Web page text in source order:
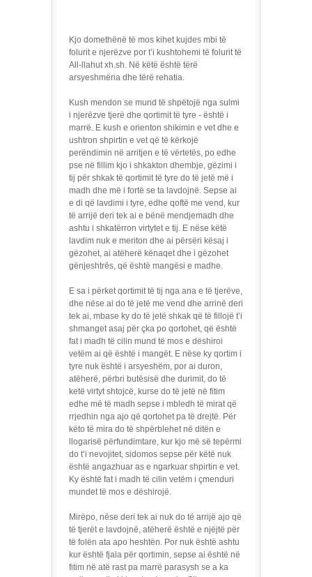
Kjo domethënë të mos kihet kujdes mbi të
folurit e njerëzve por t’i kushtohemi të folurit të
All-llahut xh.sh. Në këtë është tërë
arsyeshmëria dhe tërë rehatia.
Kush mendon se mund të shpëtojë nga sulmi
i njerëzve tjerë dhe qortimit të tyre - është i
marrë. E kush e orienton shikimin e vet dhe e
ushtron shpirtin e vet që të kërkojë
perëndimin në arritjen e të vërtetës, po edhe
pse në fillim kjo i shkakton dhembje, gëzimi i
tij për shkak të qortimit të tyre do të jetë më i
madh dhe më i fortë se ta lavdojnë. Sepse ai
e di që lavdimi i tyre, edhe qoftë me vend, kur
të arrijë deri tek ai e bënë mendjemadh dhe
ashtu i shkatërron virtytet e tij. E nëse këtë
lavdim nuk e meriton dhe ai përsëri kësaj i
gëzohet, ai atëherë kënaqet dhe i gëzohet
gënjeshtrës, që është mangësi e madhe.
E sa i përket qortimit të tij nga ana e të tjerëve,
dhe nëse ai do të jetë me vend dhe arrinë deri
tek ai, mbase ky do të jetë shkak që të fillojë t’i
shmanget asaj për çka po qortohet, që është
fat i madh të cilin mund të mos e dëshiroi
vetëm ai që është i mangët. E nëse ky qortim i
tyre nuk është i arsyeshëm, por ai duron,
atëherë, përbri butësisë dhe durimit, do të
ketë virtyt shtojcë, kurse do të jetë në fitim
edhe më të madh sepse i mbledh të mirat që
rrjedhin nga ajo që qortohet pa të drejtë. Për
këto të mira do të shpërblehet në ditën e
llogarisë përfundimtare, kur kjo më së tepërmi
do t’i nevojitet, sidomos sepse për këtë nuk
është angazhuar as e ngarkuar shpirtin e vet.
Ky është fat i madh të cilin vetëm i çmenduri
mundet të mos e dëshirojë.
Mirëpo, nëse deri tek ai nuk do të arrijë ajo që
të tjerët e lavdojnë, atëherë është e njëjtë për
të folën ata apo heshtën. Por nuk është ashtu
kur është fjala për qortimin, sepse ai është në
fitim në atë rast pa marrë parasysh se a ka